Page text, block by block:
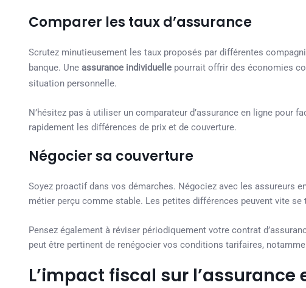
Comparer les taux d’assurance
Scrutez minutieusement les taux proposés par différentes
banque. Une assurance individuelle pourrait offrir des économies
situation personnelle.
N’hésitez pas à utiliser un comparateur d’assurance en ligne
rapidement les différences de prix et de couverture.
Négocier sa couverture
Soyez proactif dans vos démarches. Négociez avec les assureurs
métier perçu comme stable. Les petites différences peuvent vite
Pensez également à réviser périodiquement votre contrat
peut être pertinent de renégocier vos conditions tarifaires,
L’impact fiscal sur